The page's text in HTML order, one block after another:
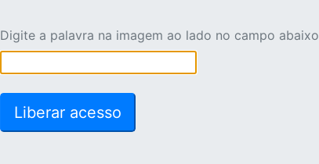
Digite a palavra na imagem ao lado no campo abaixo